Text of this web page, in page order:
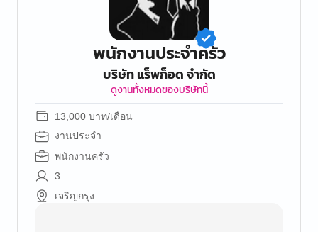
พนักงานประจำครัว
บริษัท แร็พก็อด จํากัด
ดูงานทั้งหมดของบริษัทนี้
13,000 บาท/เดือน
งานประจำ
พนักงานครัว
3
เจริญกรุง